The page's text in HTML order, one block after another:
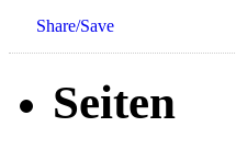
Share/Save
Seiten